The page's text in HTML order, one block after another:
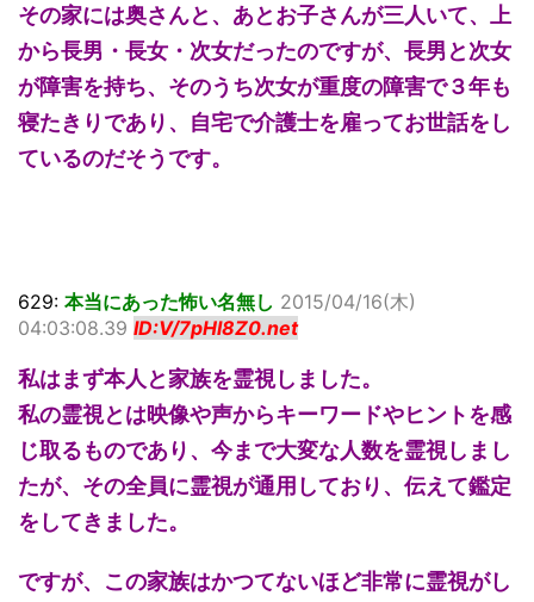
その家には奥さんと、あとお子さんが三人いて、上
から長男・長女・次女だったのですが、長男と次女
が障害を持ち、そのうち次女が重度の障害で３年も
寝たきりであり、自宅で介護士を雇ってお世話をし
ているのだそうです。
629: 本当にあった怖い名無し 2015/04/16(木)
04:03:08.39 ID:V/7pHl8Z0.net
私はまず本人と家族を霊視しました。
私の霊視とは映像や声からキーワードやヒントを感
じ取るものであり、今まで大変な人数を霊視しまし
たが、その全員に霊視が通用しており、伝えて鑑定
をしてきました。
ですが、この家族はかつてないほど非常に霊視がし